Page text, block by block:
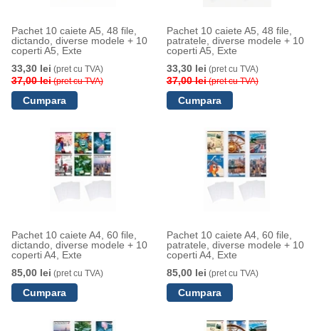
Pachet 10 caiete A5, 48 file,
dictando, diverse modele + 10
coperti A5, Exte
33,30 lei (pret cu TVA)
37,00 lei(pret cu TVA)
Pachet 10 caiete A5, 48 file,
patratele, diverse modele + 10
coperti A5, Exte
33,30 lei (pret cu TVA)
37,00 lei(pret cu TVA)
Pachet 10 caiete A4, 60 file,
dictando, diverse modele + 10
coperti A4, Exte
85,00 lei (pret cu TVA)
Pachet 10 caiete A4, 60 file,
patratele, diverse modele + 10
coperti A4, Exte
85,00 lei (pret cu TVA)